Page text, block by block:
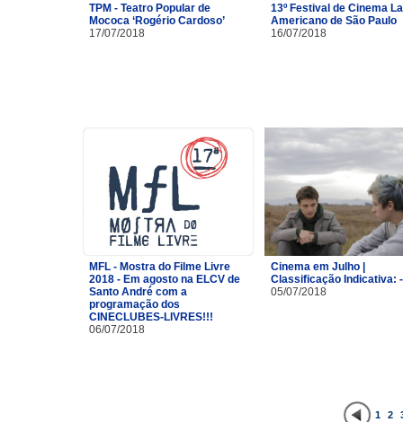
TPM - Teatro Popular de
Mococa ‘Rogério Cardoso’
17/07/2018
13º Festival de Cinema
Americano de São Paulo
16/07/2018
MFL - Mostra do Filme Livre
2018 - Em agosto na ELCV de
Santo André com a
programação dos
CINECLUBES-LIVRES!!!
06/07/2018
Cinema em Julho |
Classificação Indicativa:
05/07/2018
1 2